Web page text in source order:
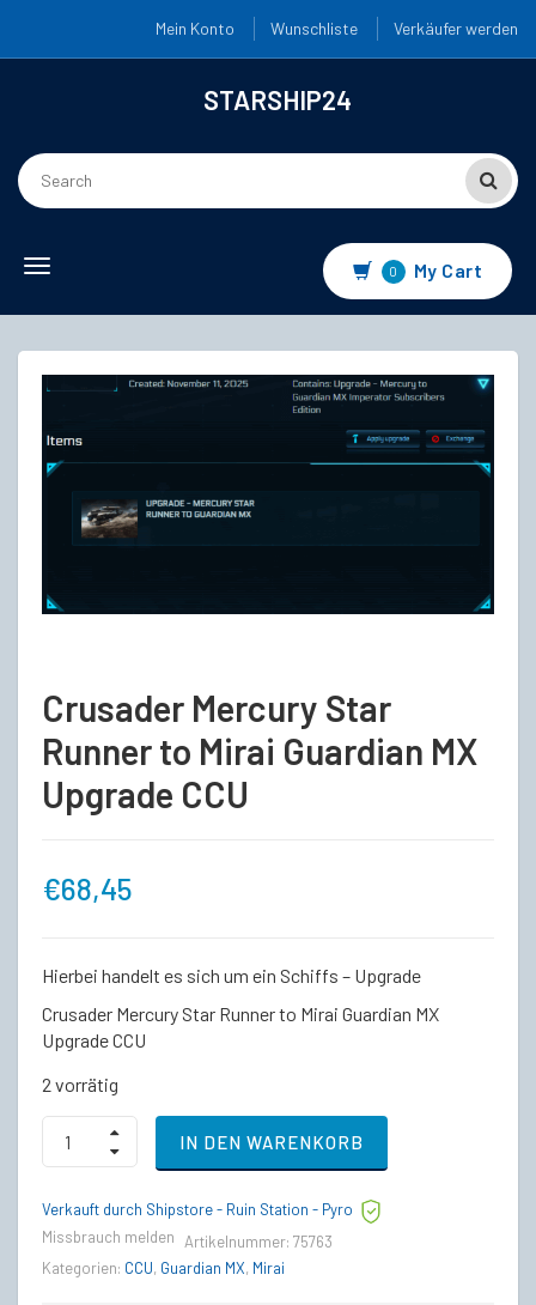
Mein Konto Wunschliste Verkäufer werden
STARSHIP24
Toggle
0 My Cart
Crusader Mercury Star
Runner to Mirai Guardian MX
Upgrade CCU
€68,45
Hierbei handelt es sich um ein Schiffs – Upgrade
Crusader Mercury Star Runner to Mirai Guardian MX
Upgrade CCU
2 vorrätig
Crusader
Mercury
Star
to
Mirai
MX
IN DEN WARENKORB
Verkauft durch Shipstore - Ruin Station - Pyro
Missbrauch melden Artikelnummer: 75763
Kategorien: CCU, Guardian MX, Mirai